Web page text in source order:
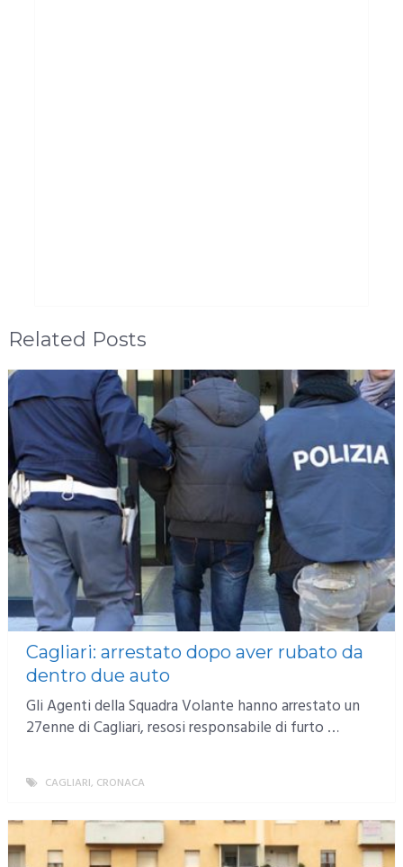
Related Posts
Cagliari: arrestato dopo aver rubato da
dentro due auto
Gli Agenti della Squadra Volante hanno arrestato un
27enne di Cagliari, resosi responsabile di furto …
CAGLIARI, CRONACA